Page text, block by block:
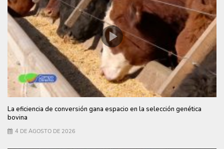
La eficiencia de conversión gana espacio en la selección genética
bovina
4 DE AGOSTO DE 2026